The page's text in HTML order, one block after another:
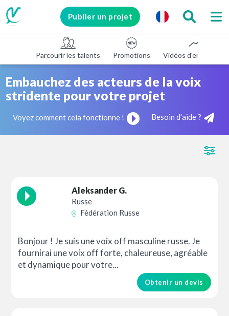
Publier un projet
Parcourir les talents Promotions Vidéos d'entreprise
Embauchez des acteurs de la voix
stridente pour votre projet
Voyez comment cela fonctionne ! Besoin d'aide ?
Aleksander G.
Russe
Fédération Russe
Bonjour ! Je suis une voix off masculine russe. Je
fournirai une voix off forte, chaleureuse, agréable
et dynamique pour votre...
Obtenir un devis